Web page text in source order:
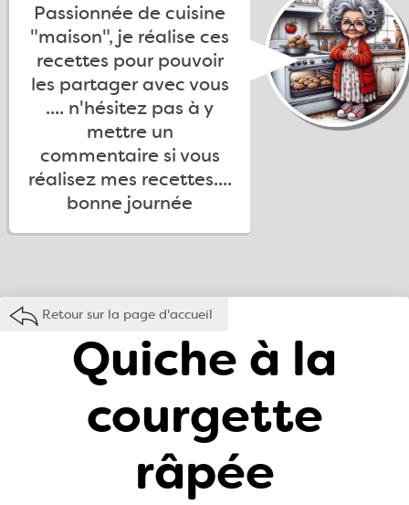
Passionnée de cuisine
"maison", je réalise ces
recettes pour pouvoir
les partager avec vous
.... n'hésitez pas à y
mettre un
commentaire si vous
réalisez mes recettes....
bonne journée
Retour sur la page d'accueil
Quiche à la
courgette
râpée